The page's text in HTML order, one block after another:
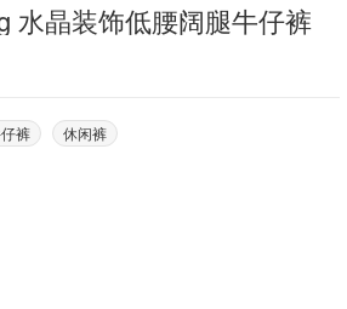
水晶装饰低腰阔腿牛仔裤
裤 休闲裤